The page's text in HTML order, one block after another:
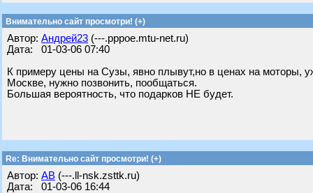
Внимательно сайт просмотри! (+)
Автор: Андрей23 (---.pppoe.mtu-net.ru)
Дата: 01-03-06 07:40
К примеру цены на Сузы, явно плывут,но в ценах на моторы,
Москве, нужно позвонить, пообщаться.
Большая вероятность, что подарков НЕ будет.
Re: Внимательно сайт просмотри! (+)
Автор: АВ (---.ll-nsk.zsttk.ru)
Дата: 01-03-06 16:44